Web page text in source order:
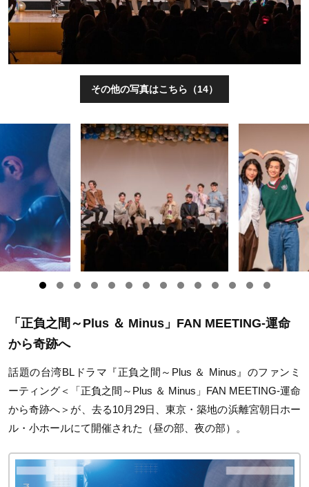
その他の写真はこちら（14）
「正負之間～Plus ＆ Minus」FAN MEETING-運命
から奇跡へ
話題の台湾BLドラマ『正負之間～Plus ＆ Minus』のファンミ
ーティング＜「正負之間～Plus ＆ Minus」FAN MEETING-運命
から奇跡へ＞が、去る10月29日、東京・築地の浜離宮朝日ホー
ル・小ホールにて開催された（昼の部、夜の部）。